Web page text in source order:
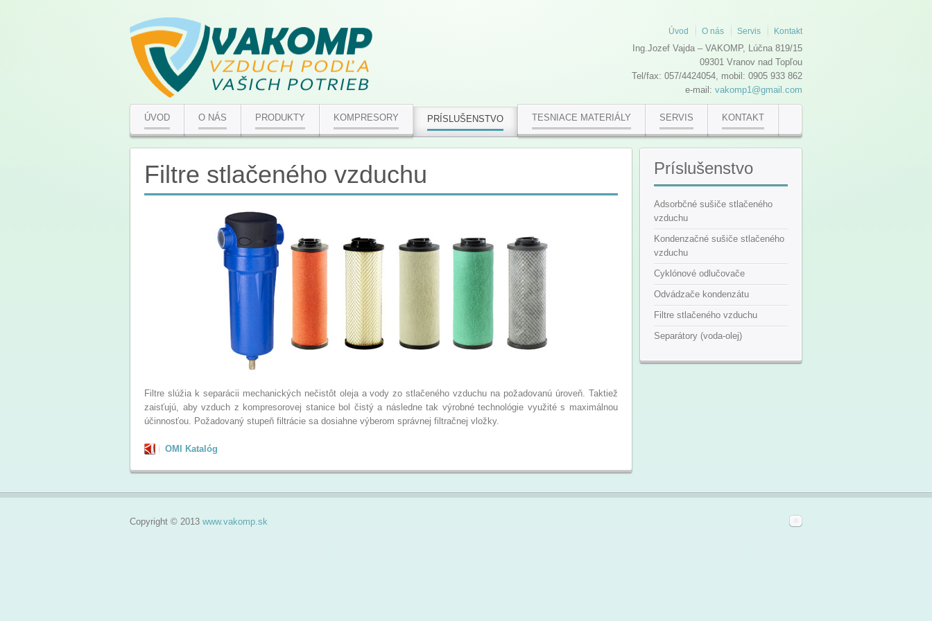
Úvod O nás Servis Kontakt
Ing.Jozef Vajda – VAKOMP, Lúčna 819/15
09301 Vranov nad Topľou
Tel/fax: 057/4424054, mobil: 0905 933 862
e-mail: vakomp1@gmail.com
ÚVOD O NÁS PRODUKTY KOMPRESORY PRÍSLUŠENSTVO TESNIACE MATERIÁLY SERVIS KONTAKT
Filtre stlačeného vzduchu
Filtre slúžia k separácii mechanických nečistôt oleja a vody zo stlačeného vzduchu na požadovanú úroveň. Taktiež
zaisťujú, aby vzduch z kompresorovej stanice bol čistý a následne tak výrobné technológie využité s maximálnou
účinnosťou. Požadovaný stupeň filtrácie sa dosiahne výberom správnej filtračnej vložky.
OMI Katalóg
Príslušenstvo
Adsorbčné sušiče stlačeného
vzduchu
Kondenzačné sušiče stlačeného
vzduchu
Cyklónové odlučovače
Odvádzače kondenzátu
Filtre stlačeného vzduchu
Separátory (voda-olej)
Copyright © 2013 www.vakomp.sk